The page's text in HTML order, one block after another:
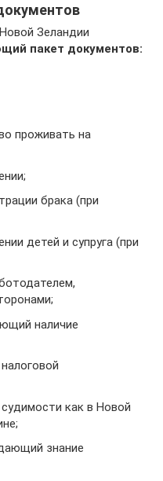
Зеландии
пакет документов:
проживать на
брака (при
детей и супруга (при
наличие
как в Новой
знание